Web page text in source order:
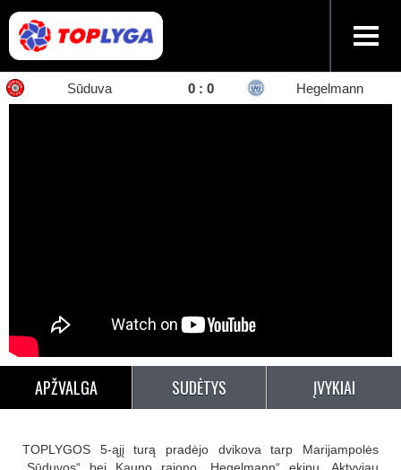
Sūduva 0 : 0 Hegelmann
APŽVALGA SUDĖTYS ĮVYKIAI
TOPLYGOS 5-ąjį turą pradėjo dvikova tarp Marijampolės